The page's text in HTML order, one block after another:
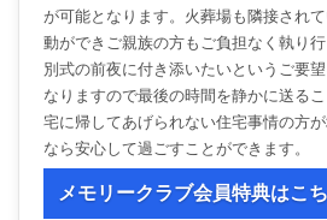
が可能となります。火葬場も隣接され
動ができご親族の方もご負担なく執り
別式の前夜に付き添いたいというご要
なりますので最後の時間を静かに送る
宅に帰してあげられない住宅事情の方
なら安心して過ごすことができます。
メモリークラブ会員特典はこ